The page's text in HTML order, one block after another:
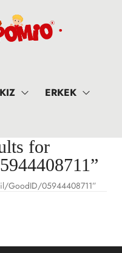
KIZ ERKEK
for
GoodID/05944408711”